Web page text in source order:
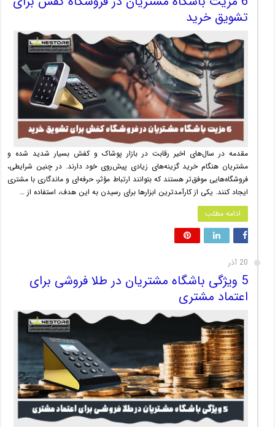
تشویق خرید
مقدمه در سال‌های اخیر رقابت در بازار پوشاک و کفش بسیار شدید شده و
مشتریان هنگام خرید گزینه‌های زیادی پیش‌روی خود دارند. در چنین شرایطی،
فروشگاه‌هایی موفق‌تر هستند که بتوانند ارتباط مؤثر، حرفه‌ای و ماندگاری با مشتری
ایجاد کنند. یکی از کارآمدترین ابزارها برای رسیدن به این هدف، استفاده از …
ادامه مطلب
20 آذر
5 ویژگی باشگاه مشتریان در طلا فروشی برای
اعتماد مشتری